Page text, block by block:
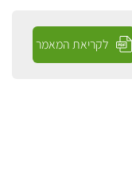
לקריאת המאמר